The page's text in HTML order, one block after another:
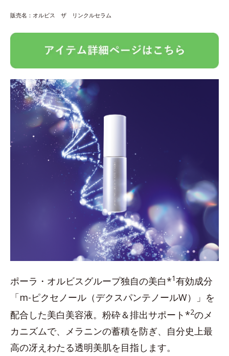
販売名：オルビス ザ リンクルセラム
ポーラ・オルビスグループ独自の美白*1有効成分
「m-ピクセノール（デクスパンテノールW）」を
配合した美白美容液。粉砕＆排出サポート*2のメ
カニズムで、メラニンの蓄積を防ぎ、自分史上最
高の冴えわたる透明美肌を目指します。